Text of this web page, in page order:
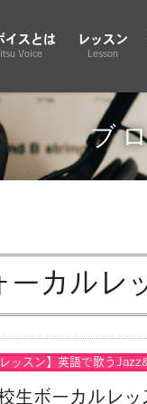
イスとは
Voice
レッスン
Lesson
ブ
ーカルレ
レッスン】英語で歌う
生ボーカルレ